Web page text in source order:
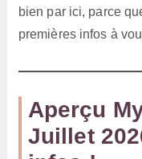
bien par ici, parce
premières infos à
Aperçu
Juillet